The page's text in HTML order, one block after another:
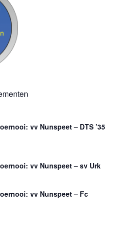
vv Nunspeet – DTS ’35
vv Nunspeet – sv Urk
vv Nunspeet – Fc